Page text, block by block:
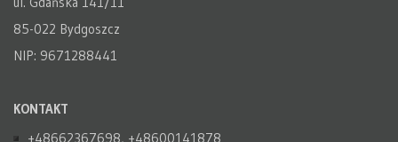
85-022 Bydgoszcz
NIP: 9671288441
KONTAKT
+48662367698, +48600141878